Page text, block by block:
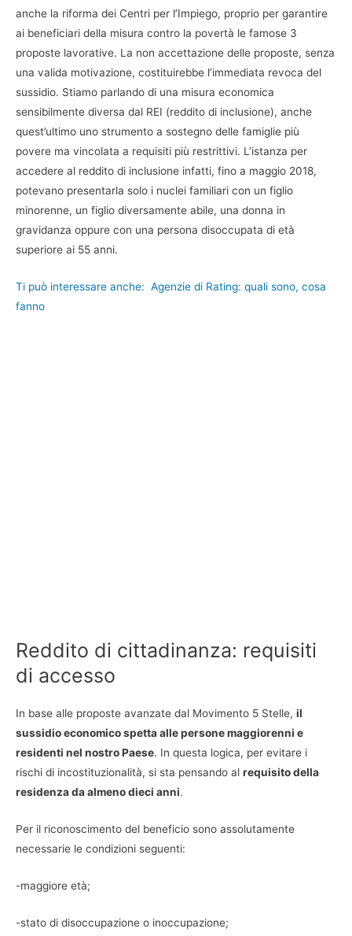
anche la riforma dei Centri per l’Impiego, proprio per garantire
ai beneficiari della misura contro la povertà le famose 3
proposte lavorative. La non accettazione delle proposte, senza
una valida motivazione, costituirebbe l’immediata revoca del
sussidio. Stiamo parlando di una misura economica
sensibilmente diversa dal REI (reddito di inclusione), anche
quest’ultimo uno strumento a sostegno delle famiglie più
povere ma vincolata a requisiti più restrittivi. L’istanza per
accedere al reddito di inclusione infatti, fino a maggio 2018,
potevano presentarla solo i nuclei familiari con un figlio
minorenne, un figlio diversamente abile, una donna in
gravidanza oppure con una persona disoccupata di età
superiore ai 55 anni.
Ti può interessare anche: Agenzie di Rating: quali sono, cosa
fanno
Reddito di cittadinanza: requisiti
di accesso
In base alle proposte avanzate dal Movimento 5 Stelle, il
sussidio economico spetta alle persone maggiorenni e
residenti nel nostro Paese. In questa logica, per evitare i
rischi di incostituzionalità, si sta pensando al requisito della
residenza da almeno dieci anni.
Per il riconoscimento del beneficio sono assolutamente
necessarie le condizioni seguenti:
-maggiore età;
-stato di disoccupazione o inoccupazione;